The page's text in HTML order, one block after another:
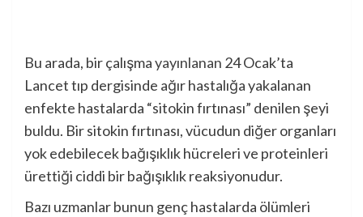
Bu arada, bir çalışmayayınlanan 24 Ocak’ta
Lancet tıp dergisinde ağır hastalığa yakalanan
enfekte hastalarda “sitokin fırtınası” denilen şeyi
buldu. Bir sitokin fırtınası, vücudun diğer organları
yok edebilecek bağışıklık hücreleri ve proteinleri
ürettiği ciddi bir bağışıklık reaksiyonudur.
Bazı uzmanlar bunun genç hastalarda ölümleri